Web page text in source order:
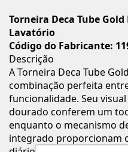
Torneira Deca Tube
Lavatório
Código do Fabricante:
Descrição
A Torneira Deca Tube
combinação perfeita
funcionalidade. Seu
dourado conferem um
enquanto o mecanismo
integrado proporcionam